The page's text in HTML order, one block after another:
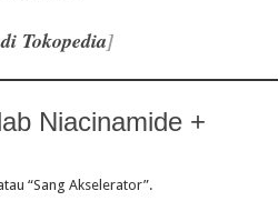
Tokopedia]
Niacinamide +
“Sang Akselerator”.